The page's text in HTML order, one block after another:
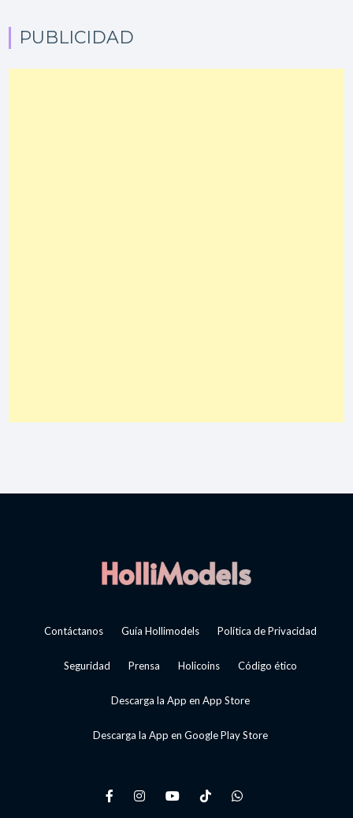
PUBLICIDAD
Contáctanos Guía Hollimodels Política de Privacidad
Seguridad Prensa Holicoins Código ético
Descarga la App en App Store
Descarga la App en Google Play Store